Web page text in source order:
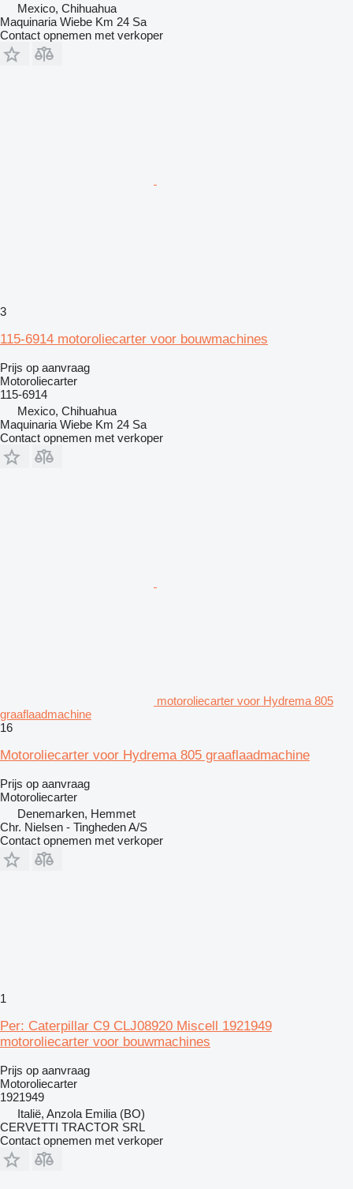
Mexico, Chihuahua
Maquinaria Wiebe Km 24 Sa
Contact opnemen met verkoper
3
115-6914 motoroliecarter voor bouwmachines
Prijs op aanvraag
Motoroliecarter
115-6914
Mexico, Chihuahua
Maquinaria Wiebe Km 24 Sa
Contact opnemen met verkoper
motoroliecarter voor Hydrema 805
graaflaadmachine
16
Motoroliecarter voor Hydrema 805 graaflaadmachine
Prijs op aanvraag
Motoroliecarter
Denemarken, Hemmet
Chr. Nielsen - Tingheden A/S
Contact opnemen met verkoper
1
Per: Caterpillar C9 CLJ08920 Miscell 1921949
motoroliecarter voor bouwmachines
Prijs op aanvraag
Motoroliecarter
1921949
Italië, Anzola Emilia (BO)
CERVETTI TRACTOR SRL
Contact opnemen met verkoper